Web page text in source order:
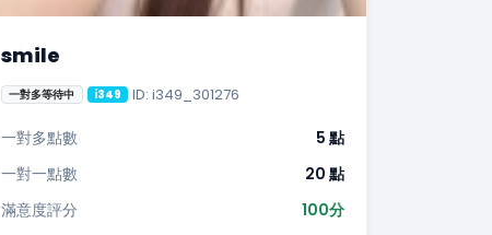
smile
一對多等待中 i349 ID: i349_301276
一對多點數
5 點
一對一點數
20 點
滿意度評分
100分